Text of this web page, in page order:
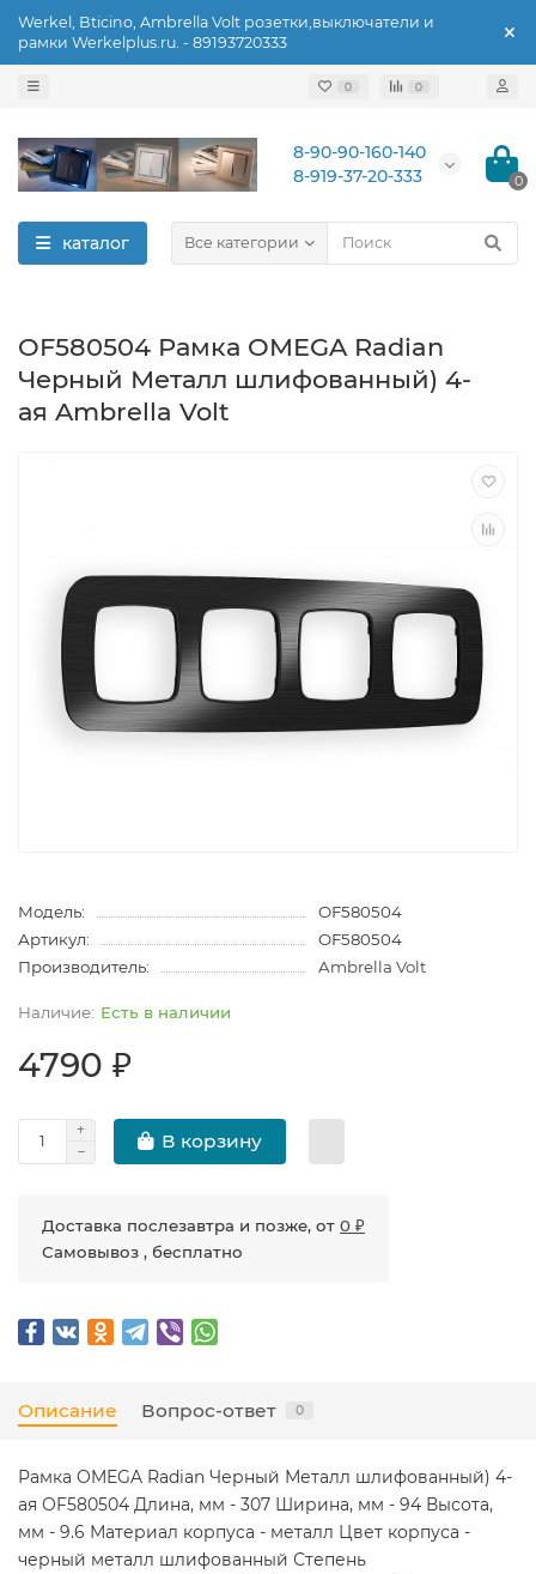
Werkel, Bticino, Ambrella Volt розетки,выключатели и
рамки Werkelplus.ru. - 89193720333
0 0
8-90-90-160-140
8-919-37-20-333
0
каталог Все категории
OF580504 Рамка OMEGA Radian
Черный Металл шлифованный) 4-
ая Ambrella Volt
Модель:
OF580504
Артикул:
OF580504
Производитель:
Ambrella Volt
Есть в наличии
4790 ₽
В корзину
Доставка послезавтра и позже, от 0 ₽
Самовывоз , бесплатно
Описание Вопрос-ответ 0
Рамка OMEGA Radian Черный Металл шлифованный) 4-
ая OF580504 Длина, мм - 307 Ширина, мм - 94 Высота,
мм - 9.6 Материал корпуса - металл Цвет корпуса -
черный металл шлифованный Степень